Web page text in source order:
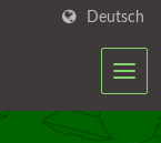
Deutsch